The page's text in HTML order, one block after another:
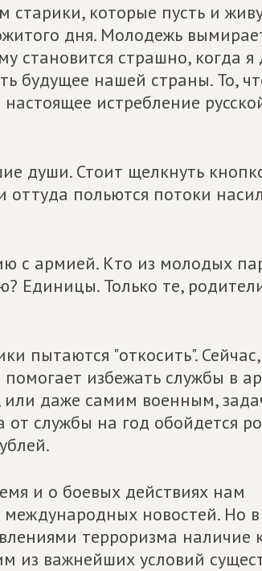
которые пусть и
дня. Молодежь
становится страшно, когда
будущее нашей страны. То,
истребление
души. Стоит щелкнуть
оттуда польются потоки
с армией. Кто из молодых
Единицы. Только те,
пытаются "откосить".
помогает избежать службы в
даже самим военным,
службы на год обойдется
и о боевых действиях нам
новостей. Но в
терроризма наличие
из важнейших условий